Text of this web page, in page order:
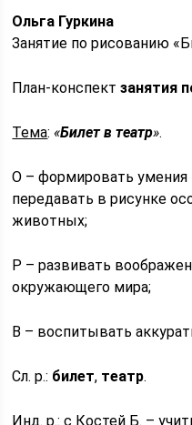
Ольга Гуркина
Занятие по рисованию
План-конспектзанятия
Тема:«Билет в театр».
О – формировать умения
передавать в рисунке
животных;
Р – развивать
окружающего мира;
В – воспитывать
Сл. р.: билет, театр.
Инд. р.: с Костей Б. –